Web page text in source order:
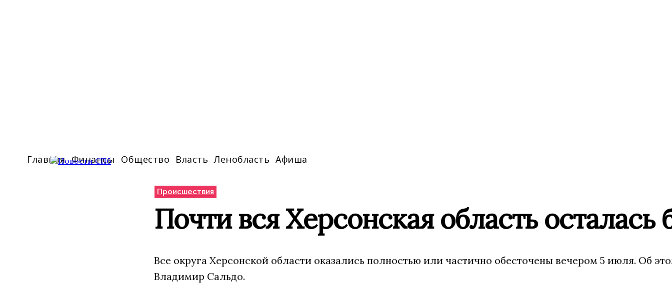
Главная Финансы Общество Власть Ленобласть Афиша
Происшествия
Почти вся Херсонская область осталась
Все округа Херсонской области оказались полностью или частично обесточены вечером 5 июля. Об
Владимир Сальдо.